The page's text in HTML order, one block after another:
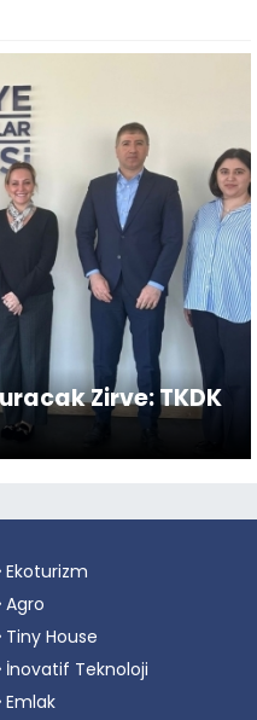
Zirve: TKDK
Ekoturizm
Agro
Tiny House
İnovatif Teknoloji
Emlak